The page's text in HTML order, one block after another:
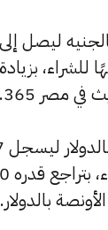
مصر 365.
بالدولار.